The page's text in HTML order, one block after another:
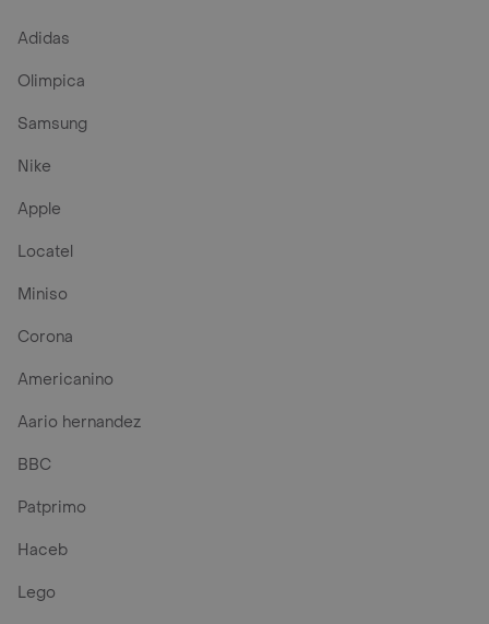
Adidas
Olimpica
Samsung
Nike
Apple
Locatel
Miniso
Corona
Americanino
Aario hernandez
BBC
Patprimo
Haceb
Lego